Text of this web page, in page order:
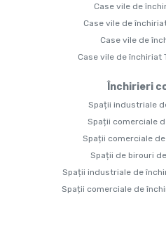
Case vile de
Case vile de
Case vile de
Case vile de închiriat
Închirieri
Spații industriale
Spații comerciale
Spații comerciale
Spații de birouri
Spații industriale de
Spații comerciale de